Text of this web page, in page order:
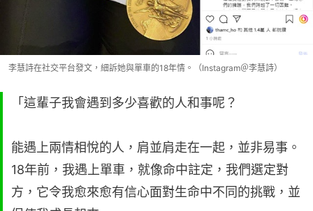
李慧詩在社交平台發文，細訴她與單車的18年情。（Instagram＠李慧詩）
「這輩子我會遇到多少喜歡的人和事呢？
能遇上兩情相悅的人，肩並肩走在一起，並非易事。
18年前，我遇上單車，就像命中註定，我們選定對
方，它令我愈來愈有信心面對生命中不同的挑戰，並